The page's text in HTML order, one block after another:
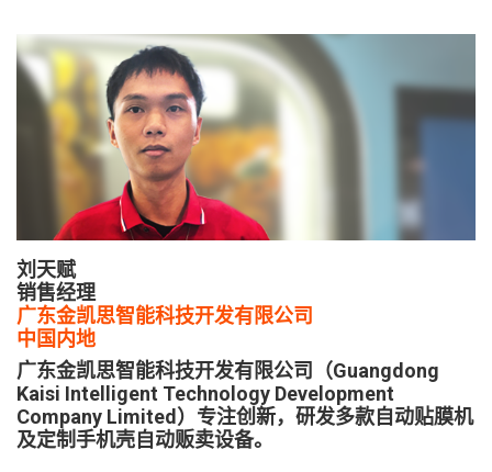
刘天赋
销售经理
广东金凯思智能科技开发有限公司
中国内地
广东金凯思智能科技开发有限公司（Guangdong
Kaisi Intelligent Technology Development
Company Limited）专注创新，研发多款自动贴膜机
及定制手机壳自动贩卖设备。